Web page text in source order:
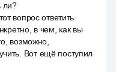
ли?
вопрос ответить
в чем, как вы
возможно,
Вот ещё поступил